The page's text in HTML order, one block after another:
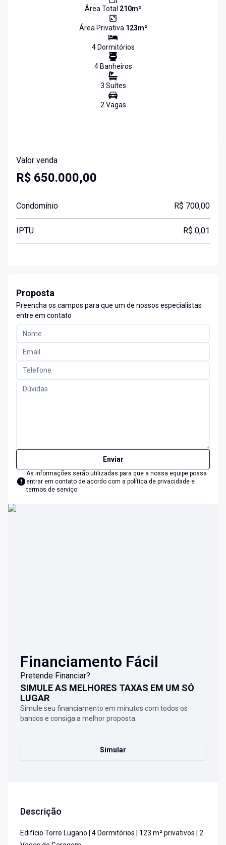
Área Total 210m²
Área Privativa 123m²
4Dormitórios
4Banheiros
3 Suítes
2Vagas
Valor venda
R$ 650.000,00
Condomínio R$ 700,00
IPTU R$ 0,01
Proposta
Preencha os campos para que um de nossos especialistas
entre em contato
Enviar
As informações serão utilizadas para que a nossa equipe possa
entrar em contato de acordo com a política de privacidade e
termos de serviço
Financiamento Fácil
Pretende Financiar?
SIMULE AS MELHORES TAXAS EM UM SÓ
LUGAR
Simule seu financiamento em minutos com todos os
bancos e consiga a melhor proposta.
Simular
Descrição
Edifício Torre Lugano | 4 Dormitórios | 123 m² privativos | 2